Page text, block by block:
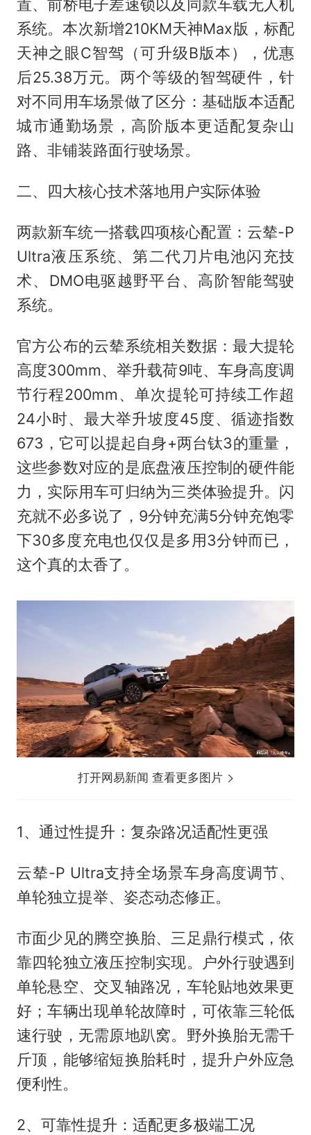
置、前桥电子差速锁以及同款车载无人机
系统。本次新增210KM天神Max版，标配
天神之眼C智驾（可升级B版本），优惠
后25.38万元。两个等级的智驾硬件，针
对不同用车场景做了区分：基础版本适配
城市通勤场景，高阶版本更适配复杂山
路、非铺装路面行驶场景。
二、四大核心技术落地用户实际体验
两款新车统一搭载四项核心配置：云辇-P
Ultra液压系统、第二代刀片电池闪充技
术、DMO电驱越野平台、高阶智能驾驶
系统。
官方公布的云辇系统相关数据：最大提轮
高度300mm、举升载荷9吨、车身高度调
节行程200mm、单次提轮可持续工作超
24小时、最大举升坡度45度、循迹指数
673，它可以提起自身+两台钛3的重量，
这些参数对应的是底盘液压控制的硬件能
力，实际用车可归纳为三类体验提升。闪
充就不必多说了，9分钟充满5分钟充饱零
下30多度充电也仅仅是多用3分钟而已，
这个真的太香了。
打开网易新闻 查看更多图片
1、通过性提升：复杂路况适配性更强
云辇-P Ultra支持全场景车身高度调节、
单轮独立提举、姿态动态修正。
市面少见的腾空换胎、三足鼎行模式，依
靠四轮独立液压控制实现。户外行驶遇到
单轮悬空、交叉轴路况，车轮贴地效果更
好；车辆出现单轮故障时，可依靠三轮低
速行驶，无需原地趴窝。野外换胎无需千
斤顶，能够缩短换胎耗时，提升户外应急
便利性。
2、可靠性提升：适配更多极端工况